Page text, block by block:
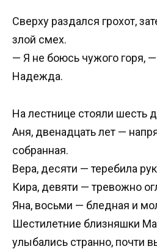
Сверху раздался грохот,
злой смех.
— Я не боюсь чужого горя,
Надежда.
На лестнице стояли шесть
Аня, двенадцать лет —
собранная.
Вера, десяти — теребила
Кира, девяти — тревожно
Яна, восьми — бледная и
Шестилетние близняшки
улыбались странно, почти